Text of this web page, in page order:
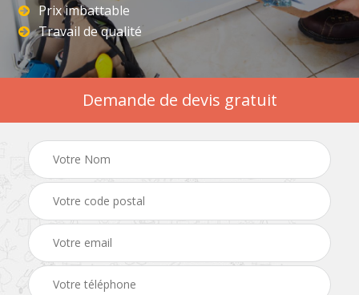
Prix imbattable
Travail de qualité
Demande de devis gratuit